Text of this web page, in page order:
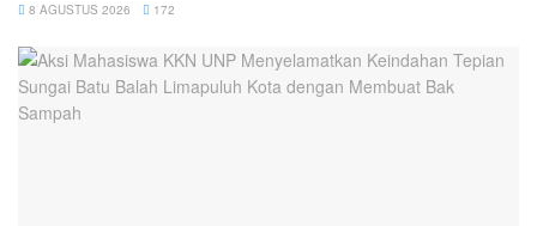
8 AGUSTUS 2026 172